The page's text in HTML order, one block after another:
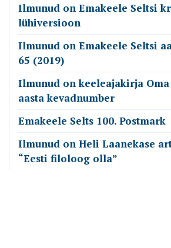
Ilmunud on Emakeele Seltsi
lühiversioon
Ilmunud on Emakeele Seltsi
65 (2019)
Ilmunud on keeleajakirja Oma
aasta kevadnumber
Emakeele Selts 100. Postmark
Ilmunud on Heli Laanekase
“Eesti filoloog olla”